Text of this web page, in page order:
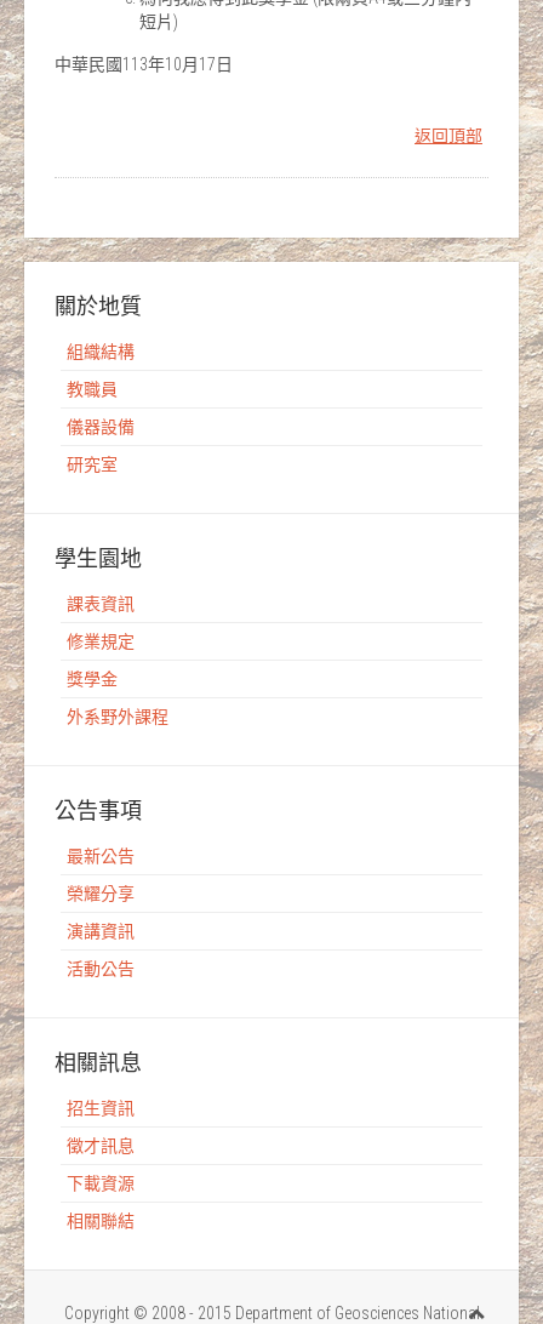
短片)
中華民國113年10月17日
返回頂部
關於地質
組織結構
教職員
儀器設備
研究室
學生園地
課表資訊
修業規定
獎學金
外系野外課程
公告事項
最新公告
榮耀分享
演講資訊
活動公告
相關訊息
招生資訊
徵才訊息
下載資源
相關聯結
Copyright © 2008 - 2015 Department of Geosciences National